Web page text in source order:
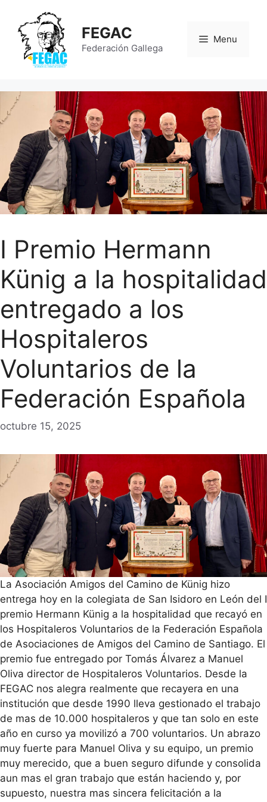
contenido
FEGAC
Federación Gallega
Menu
I Premio Hermann
Künig a la hospitalidad
entregado a los
Hospitaleros
Voluntarios de la
Federación Española
octubre 15, 2025
La Asociación Amigos del Camino de Künig hizo
entrega hoy en la colegiata de San Isidoro en León del I
premio Hermann Künig a la hospitalidad que recayó en
los Hospitaleros Voluntarios de la Federación Española
de Asociaciones de Amigos del Camino de Santiago. El
premio fue entregado por Tomás Álvarez a Manuel
Oliva director de Hospitaleros Voluntarios. Desde la
FEGAC nos alegra realmente que recayera en una
institución que desde 1990 lleva gestionado el trabajo
de mas de 10.000 hospitaleros y que tan solo en este
año en curso ya movilizó a 700 voluntarios. Un abrazo
muy fuerte para Manuel Oliva y su equipo, un premio
muy merecido, que a buen seguro difunde y consolida
aun mas el gran trabajo que están haciendo y, por
supuesto, nuestra mas sincera felicitación a la